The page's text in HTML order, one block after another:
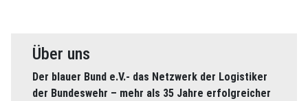
Über uns
Der blauer Bund e.V.- das Netzwerk der Logistiker
der Bundeswehr – mehr als 35 Jahre erfolgreicher